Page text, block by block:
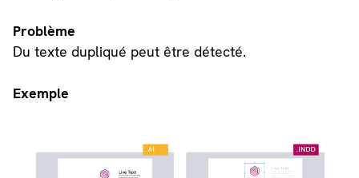
Problème
Du texte dupliqué peut être détecté.
Exemple